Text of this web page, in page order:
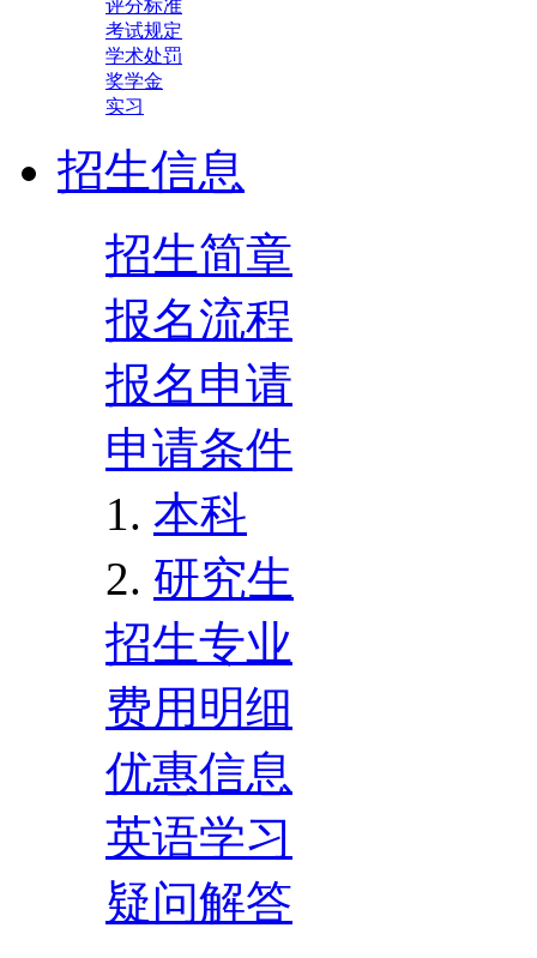
评分标准
考试规定
学术处罚
奖学金
实习
招生信息
招生简章
报名流程
报名申请
申请条件
本科
研究生
招生专业
费用明细
优惠信息
英语学习
疑问解答